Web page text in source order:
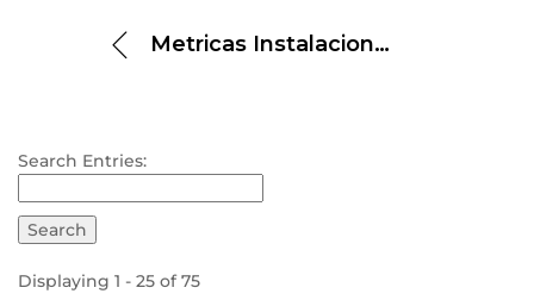
Metricas Instalaciones
Search Entries:
Displaying 1 - 25 of 75